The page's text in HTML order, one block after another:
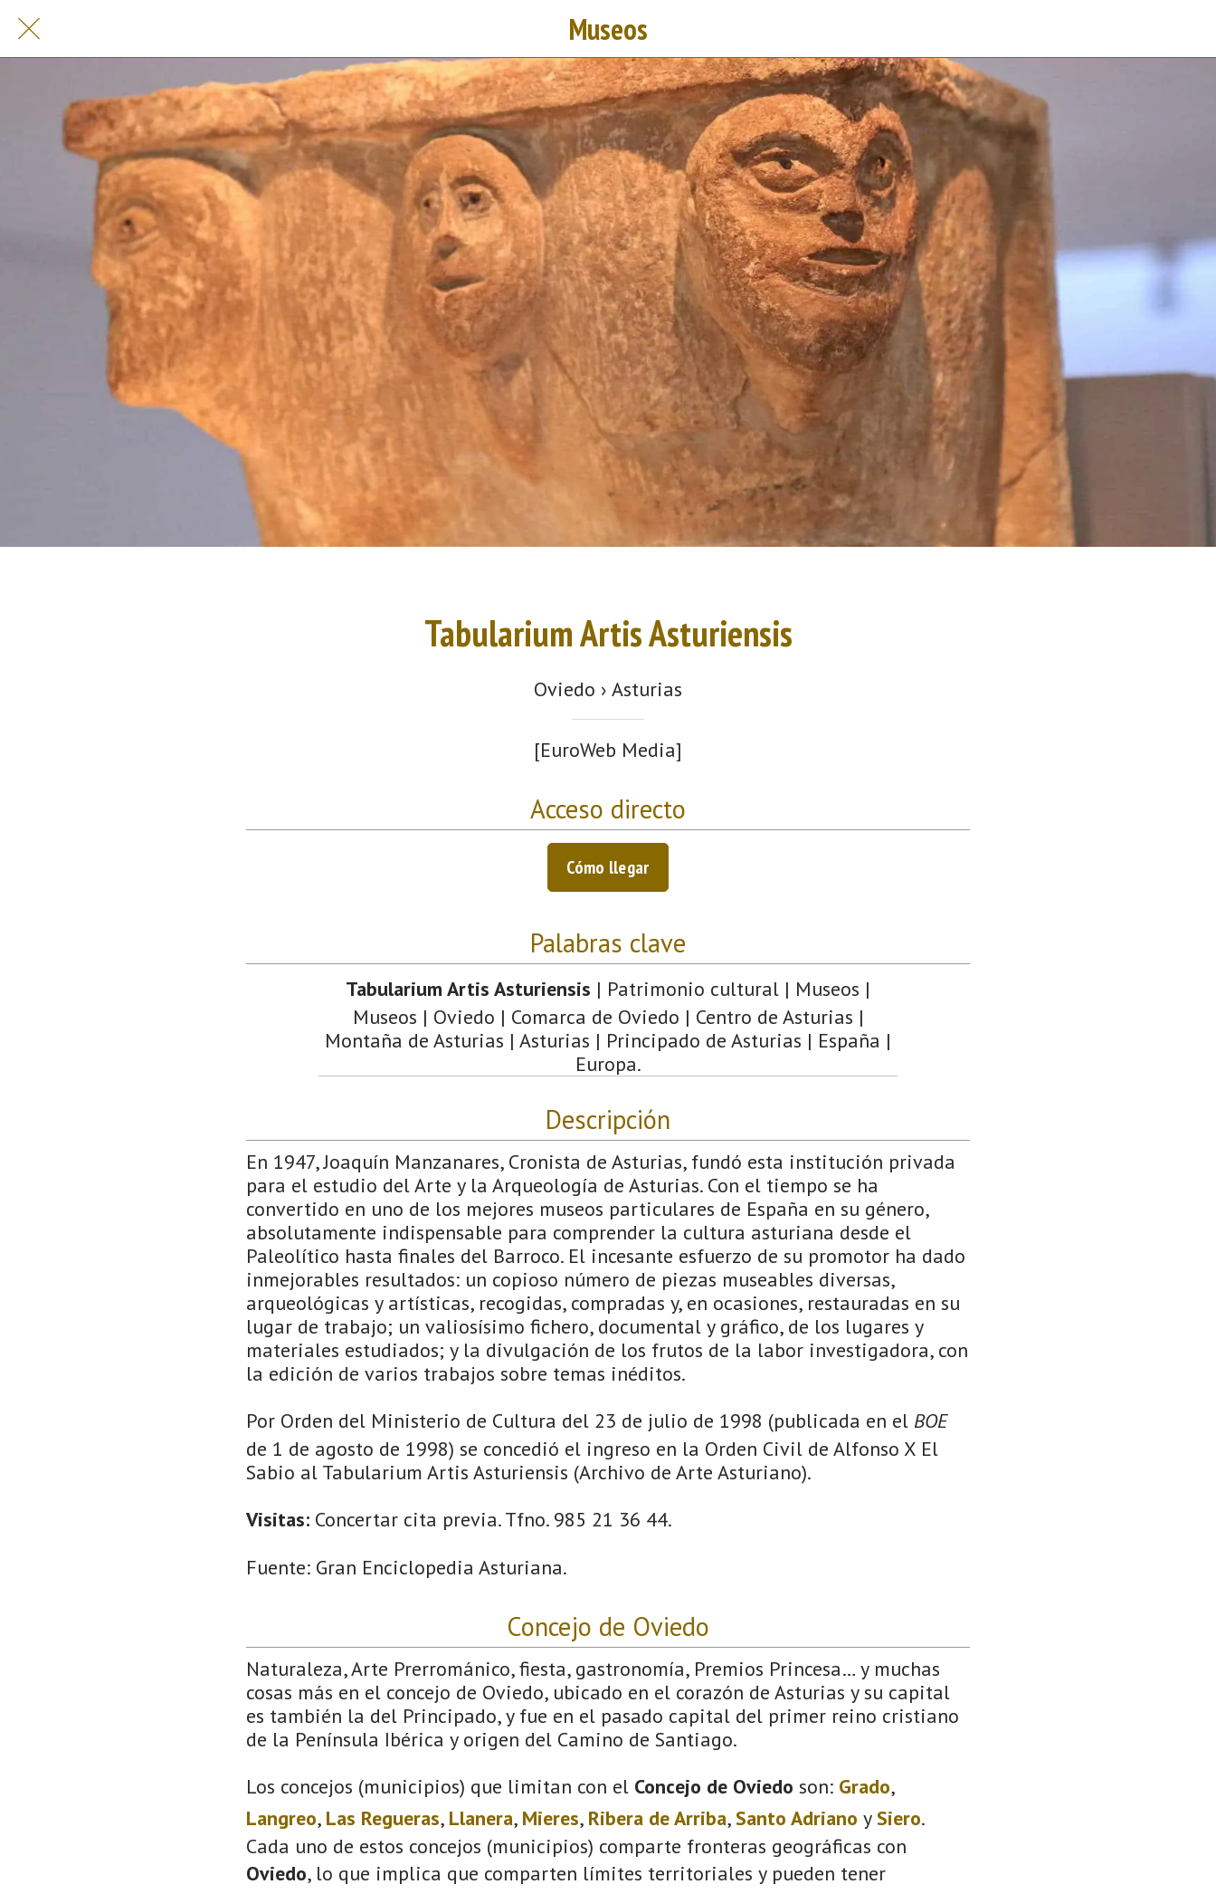
Museos
Tabularium Artis Asturiensis
Oviedo › Asturias
[EuroWeb Media]
Acceso directo
Cómo llegar
Palabras clave
Tabularium Artis Asturiensis | Patrimonio cultural | Museos |
Museos | Oviedo | Comarca de Oviedo | Centro de Asturias |
Montaña de Asturias | Asturias | Principado de Asturias | España |
Europa.
Descripción
En 1947, Joaquín Manzanares, Cronista de Asturias, fundó esta institución privada
para el estudio del Arte y la Arqueología de Asturias. Con el tiempo se ha
convertido en uno de los mejores museos particulares de España en su género,
absolutamente indispensable para comprender la cultura asturiana desde el
Paleolítico hasta finales del Barroco. El incesante esfuerzo de su promotor ha dado
inmejorables resultados: un copioso número de piezas museables diversas,
arqueológicas y artísticas, recogidas, compradas y, en ocasiones, restauradas en su
lugar de trabajo; un valiosísimo fichero, documental y gráfico, de los lugares y
materiales estudiados; y la divulgación de los frutos de la labor investigadora, con
la edición de varios trabajos sobre temas inéditos.
Por Orden del Ministerio de Cultura del 23 de julio de 1998 (publicada en el BOE
de 1 de agosto de 1998) se concedió el ingreso en la Orden Civil de Alfonso X El
Sabio al Tabularium Artis Asturiensis (Archivo de Arte Asturiano).
Visitas: Concertar cita previa. Tfno. 985 21 36 44.
Fuente: Gran Enciclopedia Asturiana.
Concejo de Oviedo
Naturaleza, Arte Prerrománico, fiesta, gastronomía, Premios Princesa… y muchas
cosas más en el concejo de Oviedo, ubicado en el corazón de Asturias y su capital
es también la del Principado, y fue en el pasado capital del primer reino cristiano
de la Península Ibérica y origen del Camino de Santiago.
Los concejos (municipios) que limitan con el Concejo de Oviedo son: Grado,
Langreo, Las Regueras, Llanera, Mieres, Ribera de Arriba,Santo Adriano ySiero.
Cada uno de estos concejos (municipios) comparte fronteras geográficas con
Oviedo, lo que implica que comparten límites territoriales y pueden tener